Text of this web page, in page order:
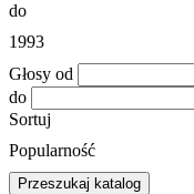
do
1993
Głosy od
do
Sortuj
Popularność